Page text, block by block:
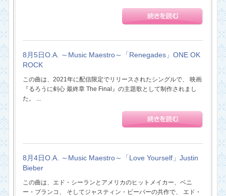
8月5日O.A. ～Music Maestro～「Renegades」ONE OK
ROCK
この曲は、2021年に配信限定でリリースされたシングルで、 映画
『るろうに剣心 最終章 The Final』の主題歌として制作されまし
た。 ...
8月4日O.A. ～Music Maestro～「Love Yourself」Justin
Bieber
この曲は、エド・シーランとアメリカのヒットメイカー、ベニ
ー・ブランコ、 そしてジャスティン・ビーバーの共作で、 エド・